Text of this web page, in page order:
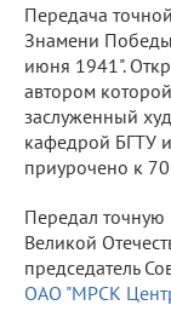
Передача
Знамени Победы
июня 1941".
автором
заслуженный
кафедрой БГТУ
приурочено к
Передал
Великой
председатель
ОАО "МРСК